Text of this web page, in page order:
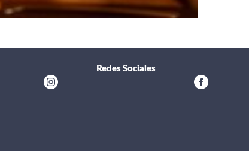
Redes Sociales